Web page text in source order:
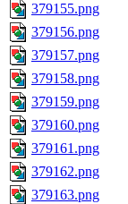
379155.png
379156.png
379157.png
379158.png
379159.png
379160.png
379161.png
379162.png
379163.png